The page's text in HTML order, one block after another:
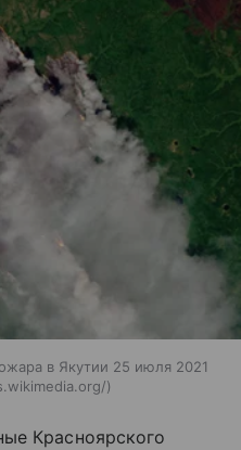
в Якутии 25 июля 2021
Красноярского